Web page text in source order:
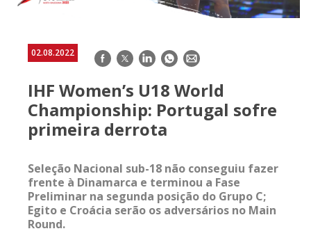
02.08.2022 Facebook
TwitterLinkedInWhatsApp
E-
IHF Women’s U18 World
Championship: Portugal sofre
primeira derrota
Seleção Nacional sub-18 não conseguiu fazer
frente à Dinamarca e terminou a Fase
Preliminar na segunda posição do Grupo C;
Egito e Croácia serão os adversários no Main
Round.